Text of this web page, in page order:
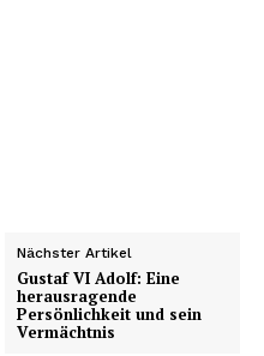
Nächster Artikel
Gustaf VI Adolf: Eine
herausragende
Persönlichkeit und sein
Vermächtnis